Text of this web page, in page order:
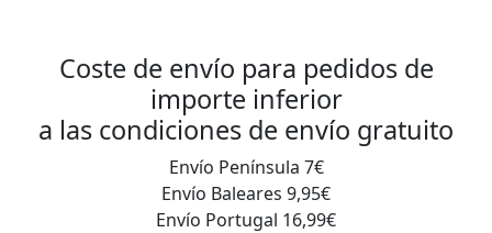
Coste de envío para pedidos de
importe inferior
a las condiciones de envío gratuito
Envío Península 7€
Envío Baleares 9,95€
Envío Portugal 16,99€